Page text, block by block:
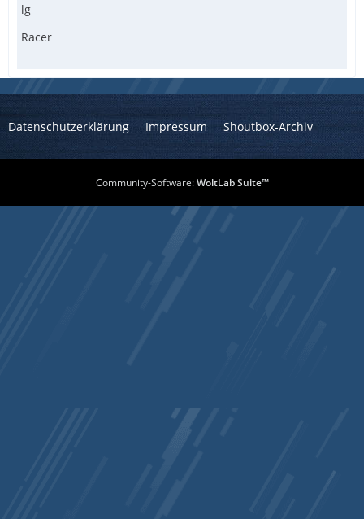
lg
Racer
Datenschutzerklärung Impressum Shoutbox-Archiv
Community-Software:WoltLab Suite™